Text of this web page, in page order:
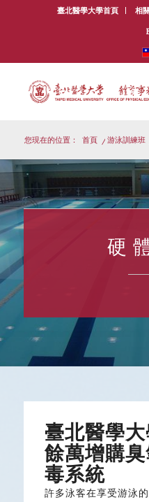
臺北醫學大學首頁 相
您現在的位置： 首頁 / 游泳訓練班
硬
臺北醫學
餘萬增購
毒系統
許多泳客在享受游泳